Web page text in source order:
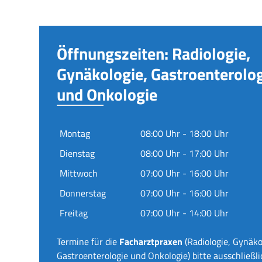
Öffnungszeiten: Radiologie,
Gynäkologie,
und Onkologie
Montag
08:00 Uhr - 18:00 Uhr
Dienstag
08:00 Uhr - 17:00 Uhr
Mittwoch
07:00 Uhr - 16:00 Uhr
Donnerstag
07:00 Uhr - 16:00 Uhr
Freitag
07:00 Uhr - 14:00 Uhr
Termine für die Facharztpraxen (Radiologie,
Gastroenterologie und Onkologie) bitte